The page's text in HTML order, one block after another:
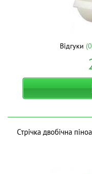
Відгуки
Стрічка двобічна